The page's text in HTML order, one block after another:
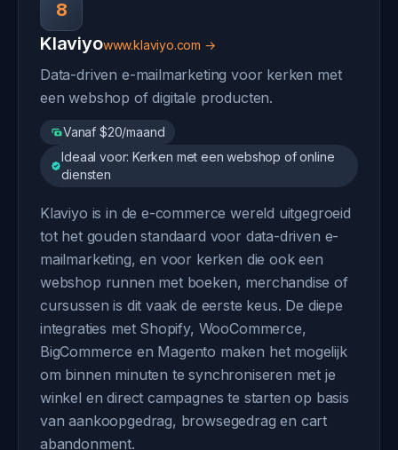
8
Klaviyowww.klaviyo.com →
Data-driven e-mailmarketing voor kerken met
een webshop of digitale producten.
Vanaf $20/maand
Ideaal voor: Kerken met een webshop of online
diensten
Klaviyo is in de e-commerce wereld uitgegroeid
tot het gouden standaard voor data-driven e-
mailmarketing, en voor kerken die ook een
webshop runnen met boeken, merchandise of
cursussen is dit vaak de eerste keus. De diepe
integraties met Shopify, WooCommerce,
BigCommerce en Magento maken het mogelijk
om binnen minuten te synchroniseren met je
winkel en direct campagnes te starten op basis
van aankoopgedrag, browsegedrag en cart
abandonment.